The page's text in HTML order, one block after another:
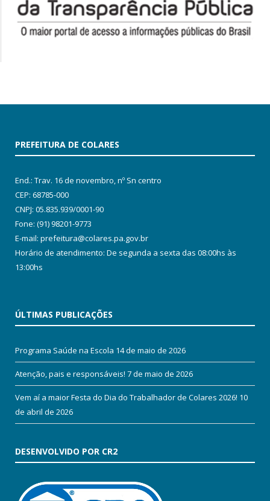
PREFEITURA DE COLARES
End.: Trav. 16 de novembro, nº Sn centro
CEP: 68785-000
CNPJ: 05.835.939/0001-90
Fone: (91) 98201-9773
E-mail: prefeitura@colares.pa.gov.br
Horário de atendimento: De segunda a sexta das 08:00hs às
13:00hs
ÚLTIMAS PUBLICAÇÕES
Programa Saúde na Escola 14 de maio de 2026
Atenção, pais e responsáveis! 7 de maio de 2026
Vem aí a maior Festa do Dia do Trabalhador de Colares 2026! 10
de abril de 2026
DESENVOLVIDO POR CR2